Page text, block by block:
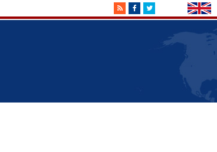
RSSFacebookTwitter